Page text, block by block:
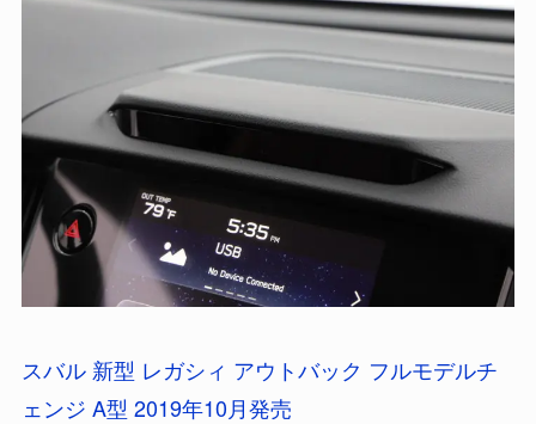
スバル 新型 レガシィ アウトバック フルモデルチ
ェンジ A型 2019年10月発売